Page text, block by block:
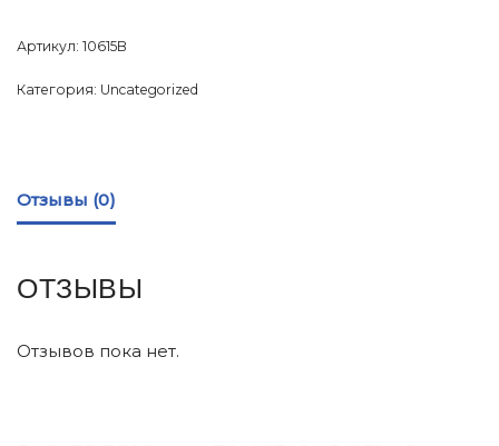
Артикул: 10615B
Категория: Uncategorized
Отзывы (0)
ОТЗЫВЫ
Отзывов пока нет.